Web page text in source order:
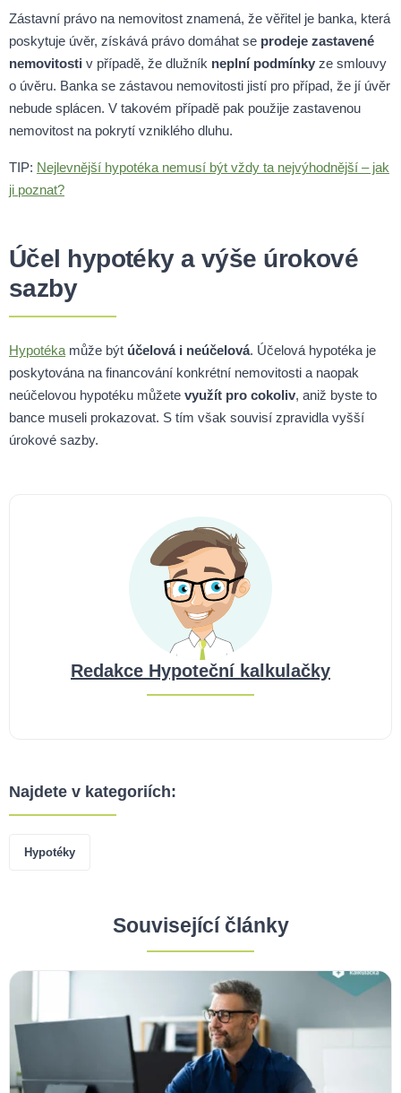
Zástavní právo na nemovitost znamená, že věřitel je banka, která
poskytuje úvěr, získává právo domáhat se prodeje zastavené
nemovitosti v případě, že dlužník neplní podmínky ze smlouvy
o úvěru. Banka se zástavou nemovitosti jistí pro případ, že jí úvěr
nebude splácen. V takovém případě pak použije zastavenou
nemovitost na pokrytí vzniklého dluhu.
TIP: Nejlevnější hypotéka nemusí být vždy ta nejvýhodnější – jak
ji poznat?
Účel hypotéky a výše úrokové
sazby
Hypotékamůže být účelová i neúčelová. Účelová hypotéka je
poskytována na financování konkrétní nemovitosti a naopak
neúčelovou hypotéku můžete využít pro cokoliv, aniž byste to
bance museli prokazovat. S tím však souvisí zpravidla vyšší
úrokové sazby.
Redakce Hypoteční kalkulačky
Najdete v kategoriích:
Hypotéky
Související články